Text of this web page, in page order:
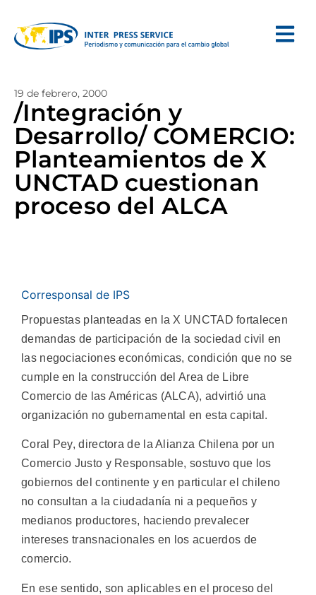
19 de febrero, 2000
/Integración y
Desarrollo/ COMERCIO:
Planteamientos de X
UNCTAD cuestionan
proceso del ALCA
Corresponsal de IPS
Propuestas planteadas en la X UNCTAD fortalecen
demandas de participación de la sociedad civil en
las negociaciones económicas, condición que no se
cumple en la construcción del Area de Libre
Comercio de las Américas (ALCA), advirtió una
organización no gubernamental en esta capital.
Coral Pey, directora de la Alianza Chilena por un
Comercio Justo y Responsable, sostuvo que los
gobiernos del continente y en particular el chileno
no consultan a la ciudadanía ni a pequeños y
medianos productores, haciendo prevalecer
intereses transnacionales en los acuerdos de
comercio.
En ese sentido, son aplicables en el proceso del